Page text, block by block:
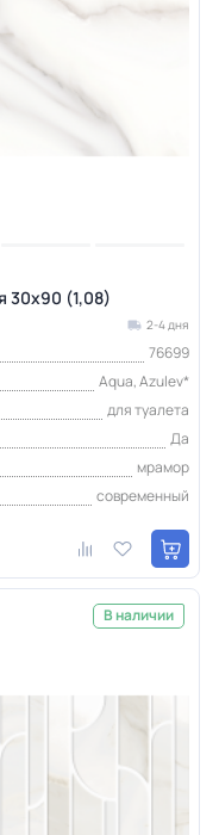
30х90 (1,08)
2-4 дня
76699
Aqua, Azulev*
для туалета
Да
мрамор
современный
В наличии